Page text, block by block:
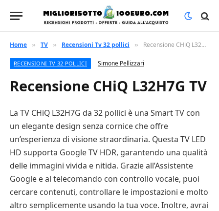
Home » TV » Recensioni Tv 32 pollici » Recensione CHiQ L32H7G TV
RECENSIONI TV 32 POLLICI Simone Pellizzari
Recensione CHiQ L32H7G TV
La TV CHiQ L32H7G da 32 pollici è una Smart TV con
un elegante design senza cornice che offre
un’esperienza di visione straordinaria. Questa TV LED
HD supporta Google TV HDR, garantendo una qualità
delle immagini vivida e nitida. Grazie all’Assistente
Google e al telecomando con controllo vocale, puoi
cercare contenuti, controllare le impostazioni e molto
altro semplicemente usando la tua voce. Inoltre, avrai